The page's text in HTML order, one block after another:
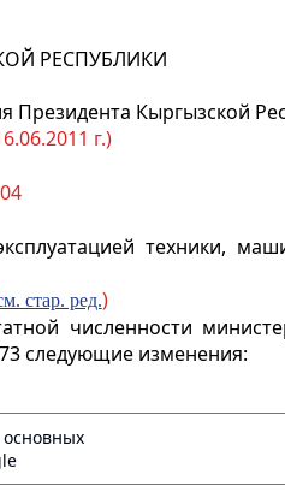
РЕСПУБЛИКИ
Кыргызской
г.)
техники,
стар. ред.)
численности
следующие изменения:
основных